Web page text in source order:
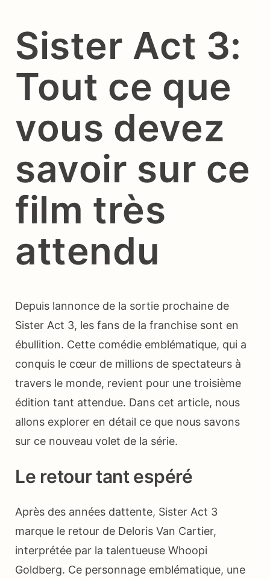
Sister Act 3:
Tout ce que
vous devez
savoir sur ce
film très
attendu
Depuis lannonce de la sortie prochaine de
Sister Act 3, les fans de la franchise sont en
ébullition. Cette comédie emblématique, qui a
conquis le cœur de millions de spectateurs à
travers le monde, revient pour une troisième
édition tant attendue. Dans cet article, nous
allons explorer en détail ce que nous savons
sur ce nouveau volet de la série.
Le retour tant espéré
Après des années dattente, Sister Act 3
marque le retour de Deloris Van Cartier,
interprétée par la talentueuse Whoopi
Goldberg. Ce personnage emblématique, une